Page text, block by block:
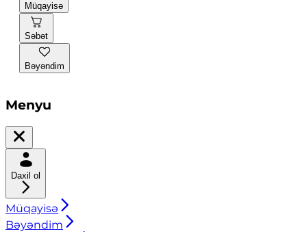
Müqayisə
Səbət
Bəyəndim
Menyu
Daxil ol
Müqayisə
Bəyəndim